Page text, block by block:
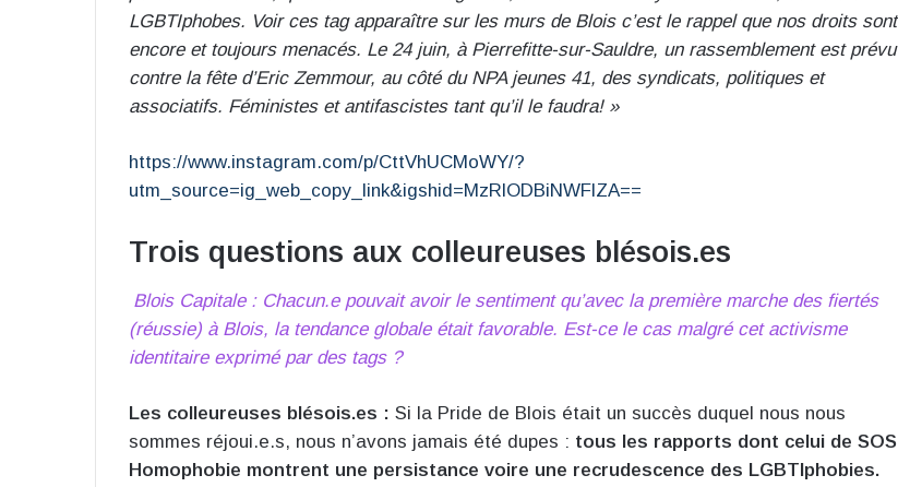
LGBTIphobes. Voir ces tag apparaître sur les murs de Blois c’est le rappel que nos droits sont
encore et toujours menacés. Le 24 juin, à Pierrefitte-sur-Sauldre, un rassemblement est prévu
contre la fête d’Eric Zemmour, au côté du NPA jeunes 41, des syndicats, politiques et
associatifs. Féministes et antifascistes tant qu’il le faudra! »
https://www.instagram.com/p/CttVhUCMoWY/?
utm_source=ig_web_copy_link&igshid=MzRlODBiNWFlZA==
Trois questions aux colleureuses blésois.es
Blois Capitale : Chacun.e pouvait avoir le sentiment qu’avec la première marche des fiertés
(réussie) à Blois, la tendance globale était favorable. Est-ce le cas malgré cet activisme
identitaire exprimé par des tags ?
Les colleureuses blésois.es : Si la Pride de Blois était un succès duquel nous nous
sommes réjoui.e.s, nous n’avons jamais été dupes : tous les rapports dont celui de SOS
Homophobie montrent une persistance voire une recrudescence des LGBTIphobies.